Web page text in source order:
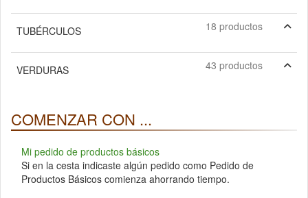
TUBÉRCULOS 18 productos
VERDURAS 43 productos
COMENZAR CON ...
Mi pedido de productos básicos
Si en la cesta indicaste algún pedido como Pedido de
Productos Básicos comienza ahorrando tiempo.